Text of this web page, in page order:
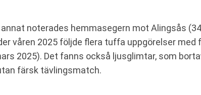
noterades hemmasegern mot Alingsås
våren 2025 följde flera tuffa uppgörelser med
2025). Det fanns också ljusglimtar, som
färsk tävlingsmatch.